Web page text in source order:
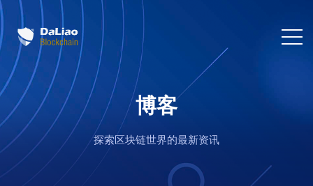
博客
探索区块链世界的最新资讯